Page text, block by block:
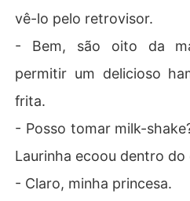
vê-lo pelo retrovisor.
- Bem, são oito da
permitir um delicioso
frita.
- Posso tomar milk-
Laurinha ecoou dentro do
- Claro, minha princesa.